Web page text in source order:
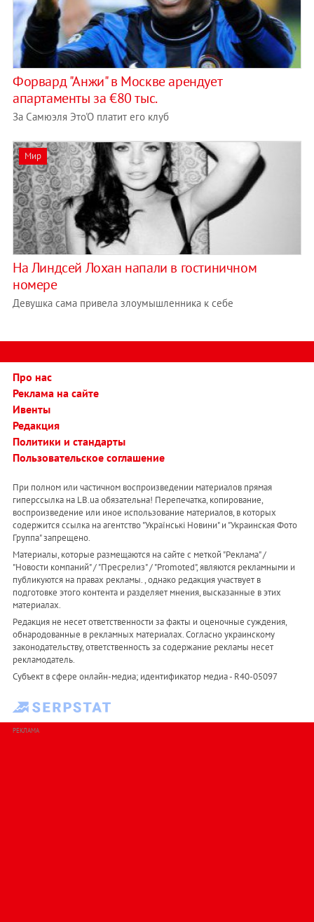
Форвард "Анжи" в Москве арендует
апартаменты за €80 тыс.
За Самюэля Это'О платит его клуб
Мир
На Линдсей Лохан напали в гостиничном
номере
Девушка сама привела злоумышленника к себе
Про нас
Реклама на сайте
Ивенты
Редакция
Политики и стандарты
Пользовательское соглашение
При полном или частичном воспроизведении материалов прямая
гиперссылка на LB.ua обязательна! Перепечатка, копирование,
воспроизведение или иное использование материалов, в которых
содержится ссылка на агентство "Українськi Новини" и "Украинская Фото
Группа" запрещено.
Материалы, которые размещаются на сайте с меткой "Реклама" /
"Новости компаний" / "Пресрелиз" / "Promoted", являются рекламными и
публикуются на правах рекламы. , однако редакция участвует в
подготовке этого контента и разделяет мнения, высказанные в этих
материалах.
Редакция не несет ответственности за факты и оценочные суждения,
обнародованные в рекламных материалах. Согласно украинскому
законодательству, ответственность за содержание рекламы несет
рекламодатель.
Субъект в сфере онлайн-медиа; идентификатор медиа - R40-05097
РЕКЛАМА